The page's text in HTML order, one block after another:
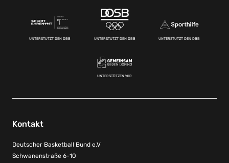
UNTERSTÜTZT DEN DBB UNTERSTÜTZT DEN DBB UNTERSTÜTZT DEN DBB
UNTERSTÜTZEN WIR
Kontakt
Deutscher Basketball Bund e.V
Schwanenstraße 6-10